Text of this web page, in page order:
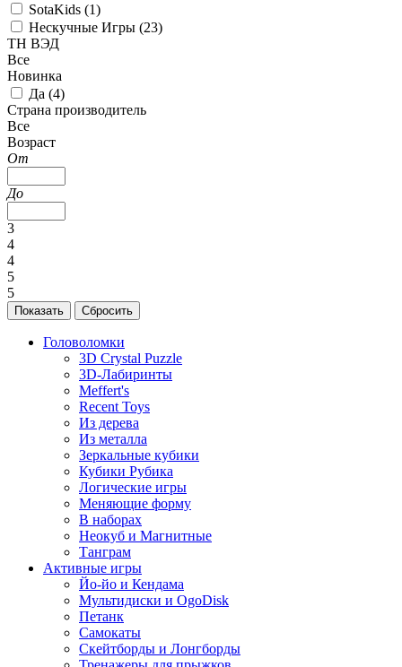
SotaKids (1)
Нескучные Игры (23)
ТН ВЭД
Все
Новинка
Да (4)
Страна производитель
Все
Возраст
От
До
3
4
4
5
5
Головоломки
3D Crystal Puzzle
3D-Лабиринты
Meffert's
Recent Toys
Из дерева
Из металла
Зеркальные кубики
Кубики Рубика
Логические игры
Меняющие форму
В наборах
Неокуб и Магнитные
Танграм
Активные игры
Йо-йо и Кендама
Мультидиски и OgoDisk
Петанк
Самокаты
Скейтборды и Лонгборды